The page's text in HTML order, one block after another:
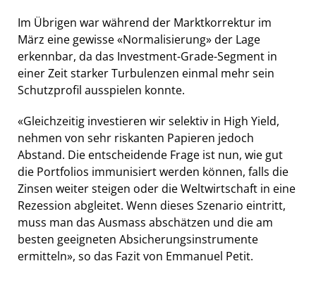
Im Übrigen war während der Marktkorrektur im
März eine gewisse «Normalisierung» der Lage
erkennbar, da das Investment-Grade-Segment in
einer Zeit starker Turbulenzen einmal mehr sein
Schutzprofil ausspielen konnte.
«Gleichzeitig investieren wir selektiv in High Yield,
nehmen von sehr riskanten Papieren jedoch
Abstand. Die entscheidende Frage ist nun, wie gut
die Portfolios immunisiert werden können, falls die
Zinsen weiter steigen oder die Weltwirtschaft in eine
Rezession abgleitet. Wenn dieses Szenario eintritt,
muss man das Ausmass abschätzen und die am
besten geeigneten Absicherungsinstrumente
ermitteln», so das Fazit von Emmanuel Petit.